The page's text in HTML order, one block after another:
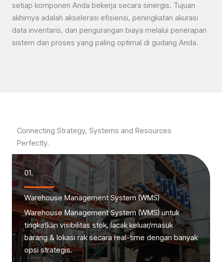
setiap komponen Anda bekerja secara sinergis. Tujuan
akhirnya adalah akselerasi efisiensi, peningkatan akurasi
data inventaris, dan pengurangan biaya melalui penerapan
sistem dan proses yang paling optimal di gudang Anda.
Connecting Strategy, Systems and Resources
Perfectly.
01.
Warehouse Management System (WMS)
Warehouse Management System (WMS) untuk
tingkatkan visibilitas stok, lacak keluar/masuk
barang & lokasi rak secara real-time dengan banyak
opsi strategis.